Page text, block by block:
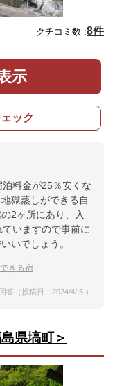
クチコミ数 :8件
示
ック
料金が25％安くな
獄蒸しができる自
2ヶ所にあり、入
いますので事前に
いでしょう。
きる宿
答（投稿日：2024/4/ 5 ）
県塙町＞